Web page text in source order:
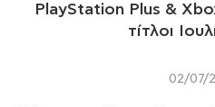
PlayStation Plus &
τίτλοι
02/07/